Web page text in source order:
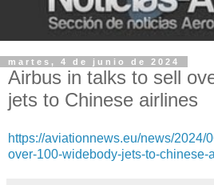
martes, 4 de junio de 2024
Airbus in talks to sell
jets to Chinese airlines
https://aviationnews.eu/news/2024/
over-100-widebody-jets-to-chinese-